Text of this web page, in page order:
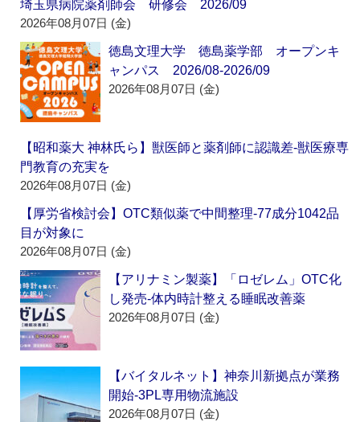
埼玉県病院薬剤師会 研修会 2026/09
2026年08月07日 (金)
徳島文理大学 徳島薬学部 オープンキ
ャンパス 2026/08-2026/09
2026年08月07日 (金)
【昭和薬大 神林氏ら】獣医師と薬剤師に認識差‐獣医療専
門教育の充実を
2026年08月07日 (金)
【厚労省検討会】OTC類似薬で中間整理‐77成分1042品
目が対象に
2026年08月07日 (金)
【アリナミン製薬】「ロゼレム」OTC化
し発売‐体内時計整える睡眠改善薬
2026年08月07日 (金)
【バイタルネット】神奈川新拠点が業務
開始‐3PL専用物流施設
2026年08月07日 (金)